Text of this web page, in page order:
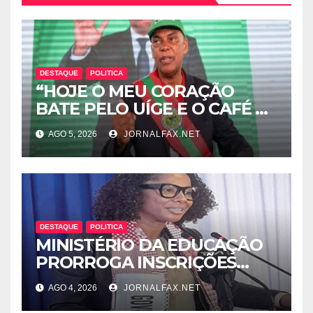
DESTAQUE POLITICA
“HOJE O MEU CORAÇÃO
BATE PELO UÍGE E O CAFÉ É
UMA RIQUEZA QUE DORME E
PODE DESPERTAR ANGOLA”
– DISSE ACJ PRESIDENTE DA
UNITA
AGO 5, 2026 JORNALFAX.NET
DESTAQUE POLITICA
MINISTÉRIO DA EDUCAÇÃO
PRORROGA INSCRIÇÕES
PARA ENSINO SECUNDÁRIO
ATÉ 7 DE AGOSTO
AGO 4, 2026 JORNALFAX.NET